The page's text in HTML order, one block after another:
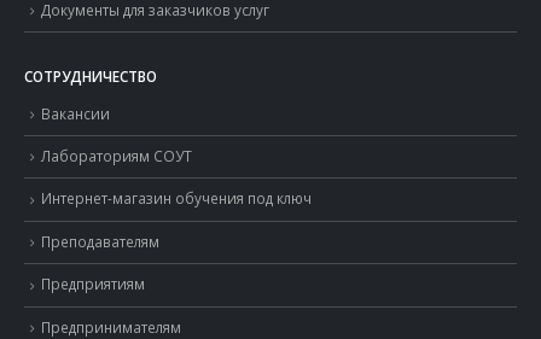
Документы для заказчиков услуг
СОТРУДНИЧЕСТВО
Вакансии
Лабораториям СОУТ
Интернет-магазин обучения под ключ
Преподавателям
Предприятиям
Предпринимателям